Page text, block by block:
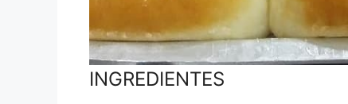
INGREDIENTES